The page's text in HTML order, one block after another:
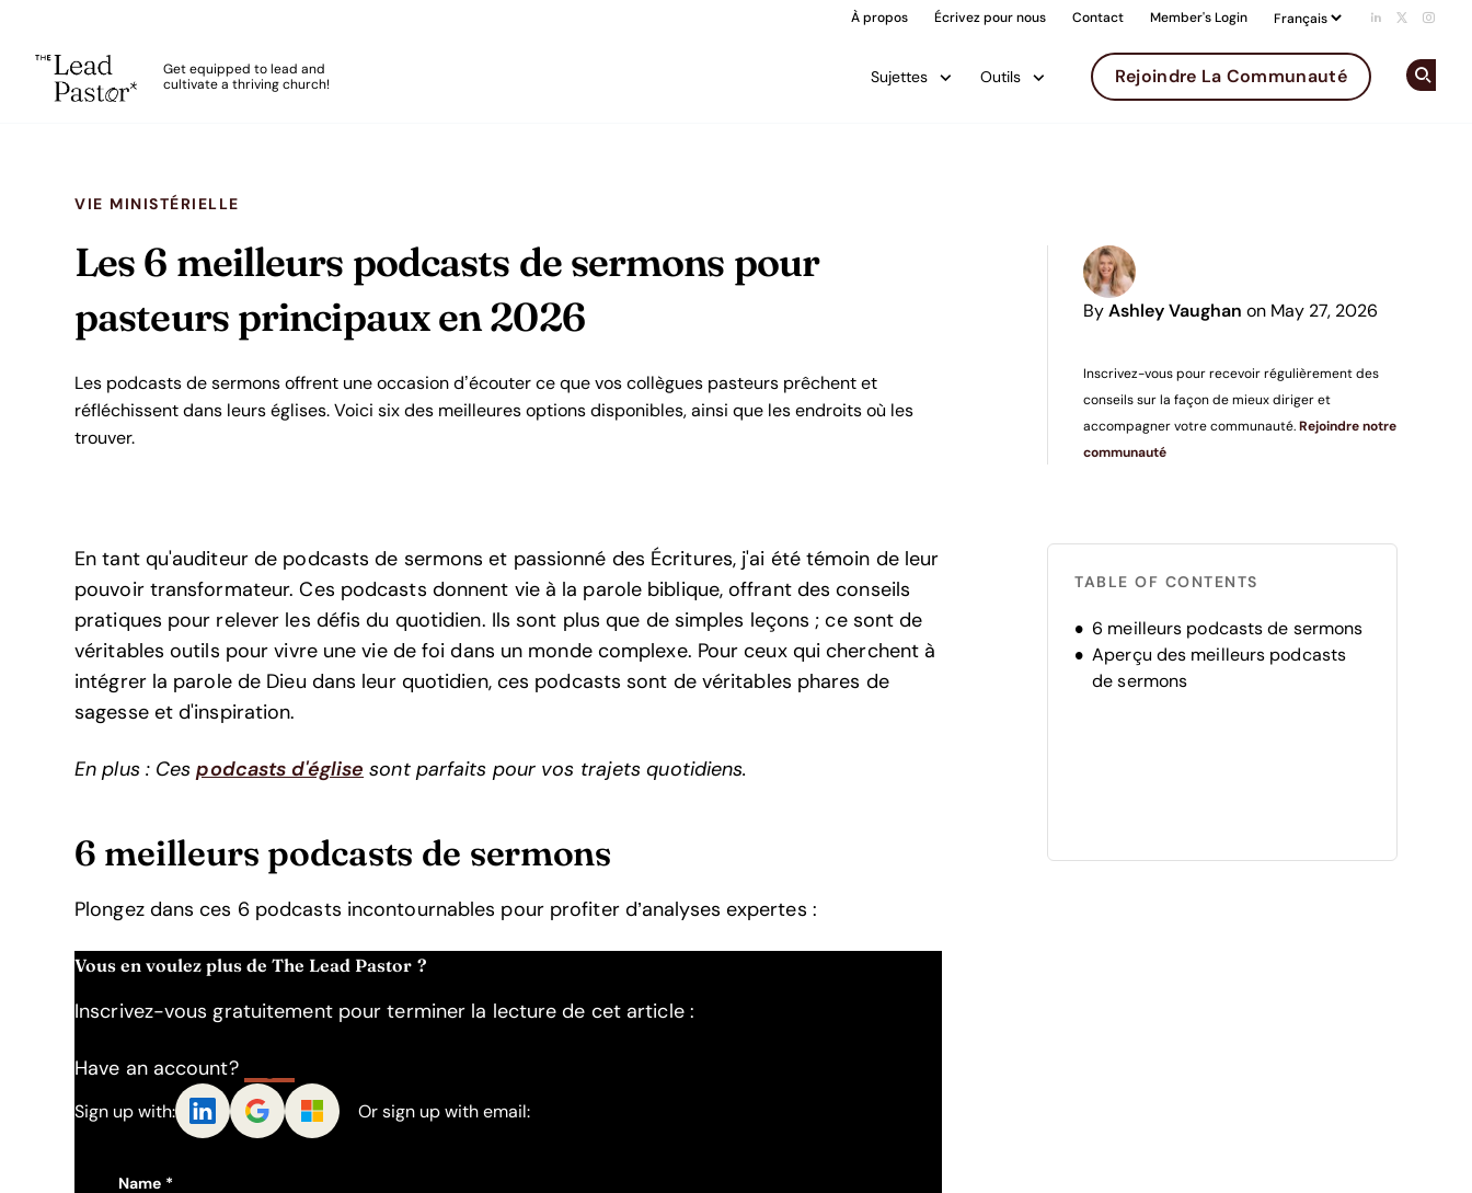
À propos Écrivez pour nous Contact Member's Login Add us on
Follow
Get equipped to lead and
cultivate a thriving church!
Sujettes Outils Rejoindre La Communauté
VIE MINISTÉRIELLE
Les 6 meilleurs podcasts de sermons pour
pasteurs principaux en 2026
By Ashley Vaughan on May 27, 2026
Inscrivez-vous pour recevoir régulièrement des
conseils sur la façon de mieux diriger et
accompagner votre communauté. Rejoindre notre
communauté
Les podcasts de sermons offrent une occasion d’écouter ce que vos collègues pasteurs prêchent et
réfléchissent dans leurs églises. Voici six des meilleures options disponibles, ainsi que les endroits où les
trouver.
En tant qu'auditeur de podcasts de sermons et passionné des Écritures, j'ai été témoin de leur
pouvoir transformateur. Ces podcasts donnent vie à la parole biblique, offrant des conseils
pratiques pour relever les défis du quotidien. Ils sont plus que de simples leçons ; ce sont de
véritables outils pour vivre une vie de foi dans un monde complexe. Pour ceux qui cherchent à
intégrer la parole de Dieu dans leur quotidien, ces podcasts sont de véritables phares de
sagesse et d'inspiration.
En plus : Cespodcasts d'église sont parfaits pour vos trajets quotidiens.
6 meilleurs podcasts de sermons
Plongez dans ces 6 podcasts incontournables pour profiter d’analyses expertes :
Vous en voulez plus de The Lead Pastor ?
Inscrivez-vous gratuitement pour terminer la lecture de cet article :
Have an account?
Sign up with: Or sign up with email:
Name *
TABLE OF CONTENTS
6 meilleurs podcasts de sermons
Aperçu des meilleurs podcasts
de sermons